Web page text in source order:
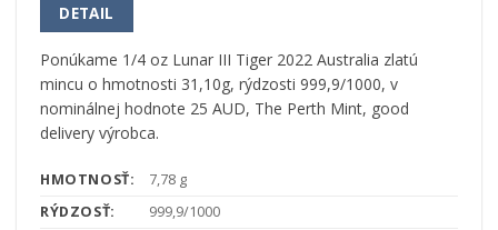
DETAIL
Ponúkame 1/4 oz Lunar III Tiger 2022 Australia zlatú
mincu o hmotnosti 31,10g, rýdzosti 999,9/1000, v
nominálnej hodnote 25 AUD, The Perth Mint, good
delivery výrobca.
HMOTNOSŤ:
7,78 g
RÝDZOSŤ:
999,9/1000